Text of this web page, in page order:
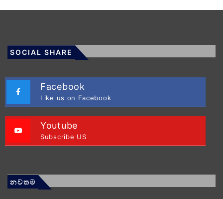
SOCIAL SHARE
Facebook
Like us on Facebook
Youtube
Subscribe US
නවතම